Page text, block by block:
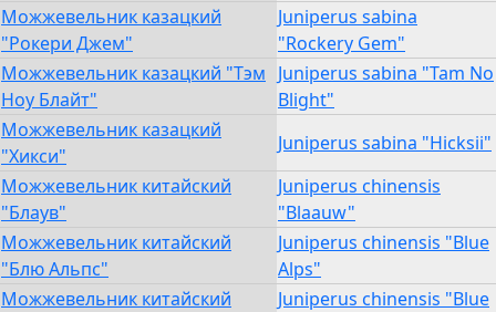
Можжевельник казацкий
"Рокери Джем"
Juniperus sabina
"Rockery Gem"
Можжевельник казацкий "Тэм
Ноу Блайт"
Juniperus sabina "Tam No
Blight"
Можжевельник казацкий
"Хикси"
Juniperus sabina "Hicksii"
Можжевельник китайский
"Блаув"
Juniperus chinensis
"Blaauw"
Можжевельник китайский
"Блю Альпс"
Juniperus chinensis "Blue
Alps"
Можжевельник китайский
Juniperus chinensis "Blue